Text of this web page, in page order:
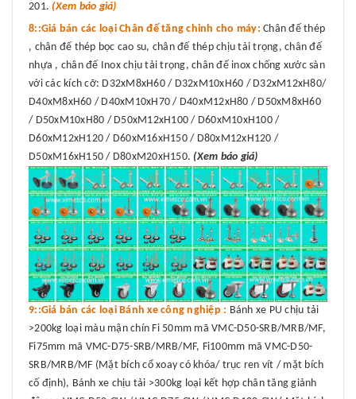
201. (Xem báo giá)
8::Giá bán các loại Chân đế tăng chỉnh cho máy: Chân đế thép
, chân đế thép bọc cao su, chân đế thép chịu tải trọng, chân đế
nhựa , chân đế Inox chịu tải trọng, chân đế inox chống xước sàn
với các kích cỡ: D32xM8xH60 / D32xM10xH60 / D32xM12xH80/
D40xM8xH60 / D40xM10xH70 / D40xM12xH80 / D50xM8xH60
/ D50xM10xH80 / D50xM12xH100 / D60xM10xH100 /
D60xM12xH120 / D60xM16xH150 / D80xM12xH120 /
D50xM16xH150 / D80xM20xH150. (Xem báo giá)
9::Giá bán các loại Bánh xe công nghiệp : Bánh xe PU chịu tải
>200kg loại màu mận chín Fi 50mm mã VMC-D50-SRB/MRB/MF,
Fi75mm mã VMC-D75-SRB/MRB/MF, Fi100mm mã VMC-D50-
SRB/MRB/MF (Mặt bích cổ xoay có khóa/ trục ren vít / mặt bích
cố định), Bánh xe chịu tải >300kg loại kết hợp chân tăng giảnh